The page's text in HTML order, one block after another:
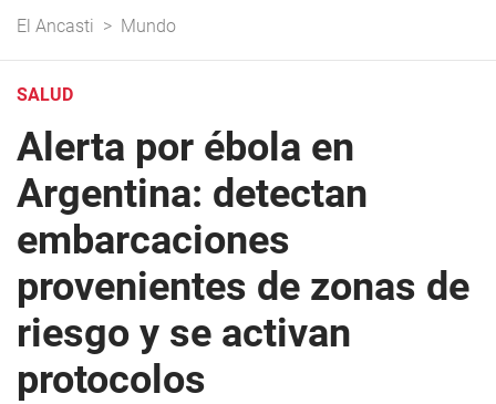
El Ancasti > Mundo
SALUD
Alerta por ébola en
Argentina: detectan
embarcaciones
provenientes de zonas de
riesgo y se activan
protocolos